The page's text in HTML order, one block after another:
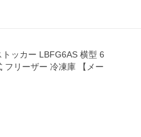
ッカー LBFG6AS 横型 6
フリーザー 冷凍庫 【メー